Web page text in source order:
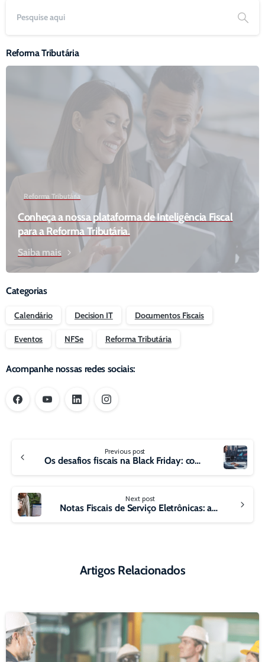
Reforma Tributária
Reforma Tributária
Conheça a nossa plataforma de Inteligência Fiscal
para a Reforma Tributária.
Saiba mais
Categorias
Calendário Decision IT Documentos Fiscais
Eventos NFSe Reforma Tributária
Acompanhe nossas redes sociais:
Reading
Previous post
Os desafios fiscais na Black Friday: como as empresas podem se preparar
Next post
Notas Fiscais de Serviço Eletrônicas: adeque-se ao novo padrão nacional e evite perda de créditos com a IBS/CBS
Artigos Relacionados